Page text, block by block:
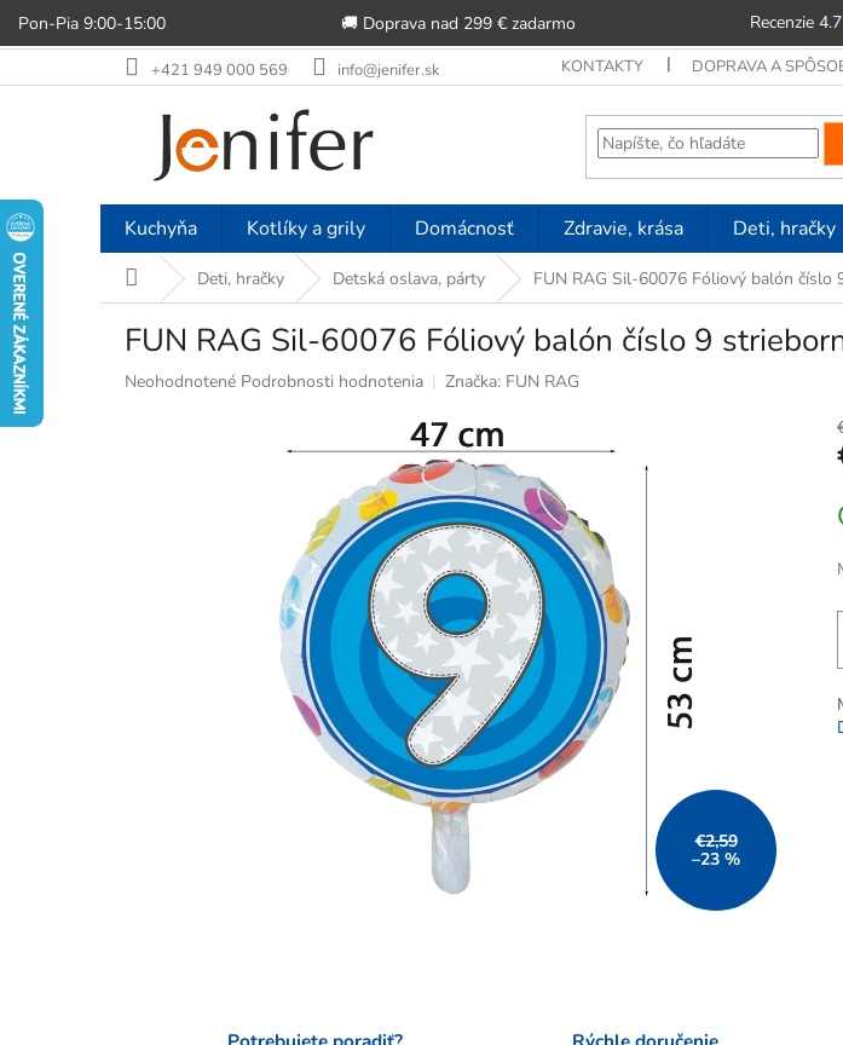
Pon-Pia 9:00-15:00 🚚 Doprava nad 299 € zadarmo Recenzie 4.7
na
+421 949 000 569 info@jenifer.sk KONTAKTY DOPRAVA A
Kuchyňa Kotlíky a grily Domácnosť Zdravie, krása Deti, hračky
DomovDeti, hračky Detská oslava, párty FUN RAG Sil-60076 Fóliový balón číslo
FUN RAG Sil-60076 Fóliový balón číslo 9
Priemerné
Neohodnotené Podrobnosti hodnotenia Značka: FUN RAG
€2,59
–23 %